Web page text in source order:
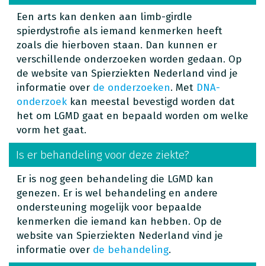
Een arts kan denken aan limb-girdle
spierdystrofie als iemand kenmerken heeft
zoals die hierboven staan. Dan kunnen er
verschillende onderzoeken worden gedaan. Op
de website van Spierziekten Nederland vind je
informatie over de onderzoeken. Met DNA-
onderzoek kan meestal bevestigd worden dat
het om LGMD gaat en bepaald worden om welke
vorm het gaat.
Is er behandeling voor deze ziekte?
Er is nog geen behandeling die LGMD kan
genezen. Er is wel behandeling en andere
ondersteuning mogelijk voor bepaalde
kenmerken die iemand kan hebben. Op de
website van Spierziekten Nederland vind je
informatie over de behandeling.